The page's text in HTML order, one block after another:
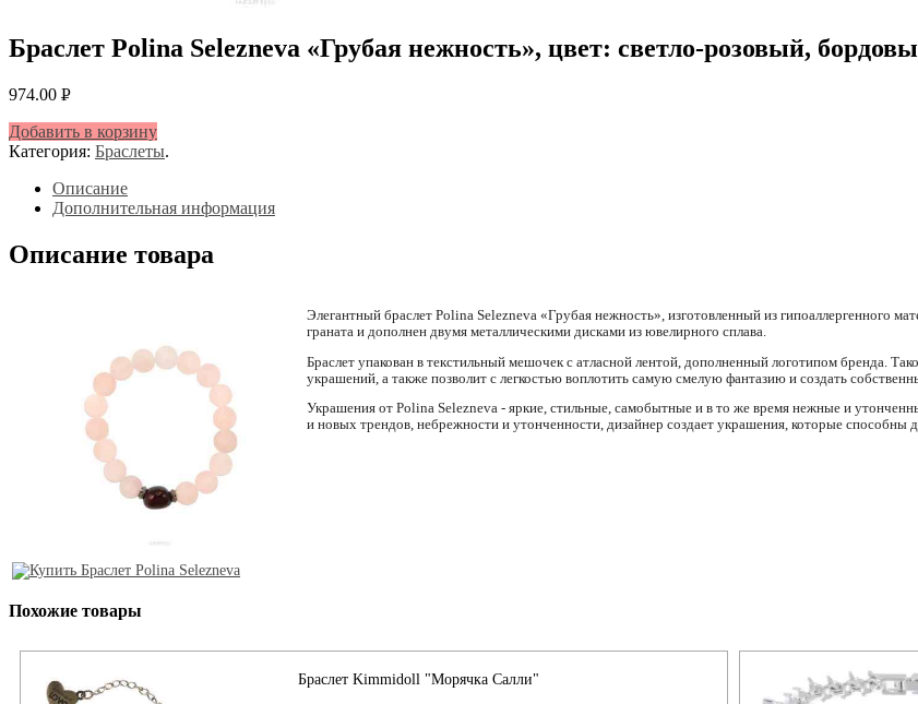
Браслет Polina Selezneva «Грубая нежность», цвет: светло-розовый,
974.00 Р
Добавить в корзину
Категория: Браслеты.
Описание
Дополнительная информация
Описание товара
Элегантный браслет Polina Selezneva «Грубая нежность», изготовленный из гипоаллергенного
граната и дополнен двумя металлическими дисками из ювелирного сплава.
Браслет упакован в текстильный мешочек с атласной лентой, дополненный логотипом бренда.
украшений, а также позволит с легкостью воплотить самую смелую фантазию и создать
Украшения от Polina Selezneva - яркие, стильные, самобытные и в то же время нежные и
и новых трендов, небрежности и утонченности, дизайнер создает украшения, которые
Похожие товары
Браслет Kimmidoll "Морячка Салли"